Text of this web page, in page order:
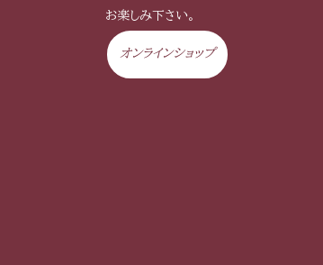
お楽しみ下さい。
オンラインショップ